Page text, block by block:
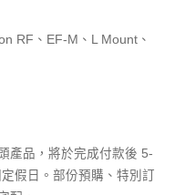
RF、EF-M、L Mount、
產品，將於完成付款後 5-
假日。部份預購、特別訂